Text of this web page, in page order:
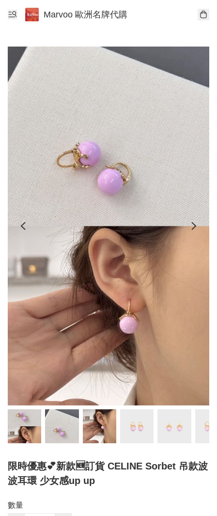
Marvoo 歐洲名牌代購
限時優惠💕新款🆕訂貨 CELINE Sorbet 吊款波
波耳環 少女感up up
數量